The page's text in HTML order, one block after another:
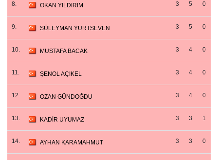
8. OKAN YILDIRIM 3 5 0
9. SÜLEYMAN YURTSEVEN 3 5 0
10. MUSTAFA BACAK 3 4 0
11. ŞENOL AÇIKEL 3 4 0
12. OZAN GÜNDOĞDU 3 4 0
13. KADİR UYUMAZ 3 3 1
14. AYHAN KARAMAHMUT 3 3 0